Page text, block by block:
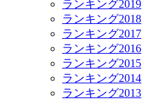
ランキング2019
ランキング2018
ランキング2017
ランキング2016
ランキング2015
ランキング2014
ランキング2013